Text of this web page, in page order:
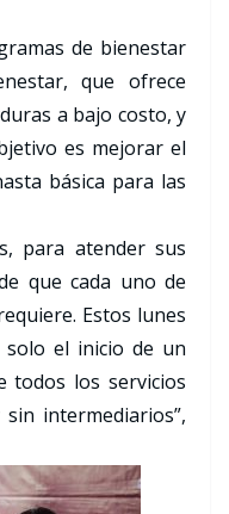
de bienestar
que ofrece
a bajo costo, y
es mejorar el
básica para las
para atender sus
que cada uno de
Estos lunes
solo el inicio de un
todos los servicios
intermediarios”,